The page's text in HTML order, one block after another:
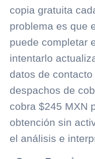
copia gratuita
problema es que
puede completar
intentarlo
datos de
despachos de
cobra $245 MXN
obtención sin
el análisis e